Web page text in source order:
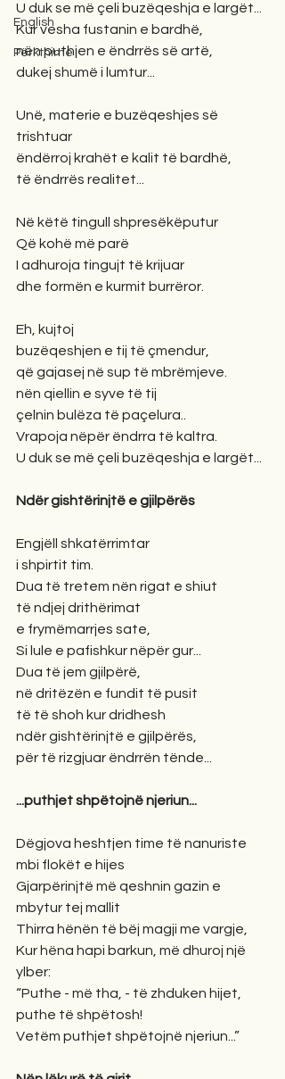
English
Përkthime
U duk se më çeli buzëqeshja e largët...
Kur vesha fustanin e bardhë,
nën puthjen e ëndrrës së artë,
dukej shumë i lumtur...
Unë, materie e buzëqeshjes së
trishtuar
ëndërroj krahët e kalit të bardhë,
të ëndrrës realitet...
Në këtë tingull shpresëkëputur
Që kohë më parë
I adhuroja tingujt të krijuar
dhe formën e kurmit burrëror.
Eh, kujtoj
buzëqeshjen e tij të çmendur,
që gajasej në sup të mbrëmjeve.
nën qiellin e syve të tij
çelnin bulëza të paçelura..
Vrapoja nëpër ëndrra të kaltra.
U duk se më çeli buzëqeshja e largët...
Ndër gishtërinjtë e gjilpërës
Engjëll shkatërrimtar
i shpirtit tim.
Dua të tretem nën rigat e shiut
të ndjej drithërimat
e frymëmarrjes sate,
Si lule e pafishkur nëpër gur...
Dua të jem gjilpërë,
në dritëzën e fundit të pusit
të të shoh kur dridhesh
ndër gishtërinjtë e gjilpërës,
për të rizgjuar ëndrrën tënde...
...puthjet shpëtojnë njeriun...
Dëgjova heshtjen time të nanuriste
mbi flokët e hijes
Gjarpërinjtë më qeshnin gazin e
mbytur tej mallit
Thirra hënën të bëj magji me vargje,
Kur hëna hapi barkun, më dhuroj një
ylber:
“Puthe - më tha, - të zhduken hijet,
puthe të shpëtosh!
Vetëm puthjet shpëtojnë njeriun...”